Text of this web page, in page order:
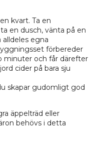
kvart. Ta en
en dusch, vänta på en
alldeles egna
förbereder
minuter och får därefter
cider på bara sju
skapar gudomligt god
äppelträd eller
behövs i detta